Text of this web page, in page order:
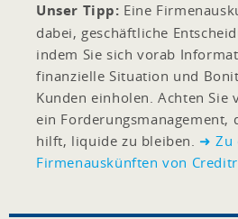
Unser Tipp: Eine
dabei, geschäftliche
indem Sie sich vorab
finanzielle Situation und
Kunden einholen. Achten Sie
ein Forderungsmanagement,
hilft, liquide zu bleiben. ➜ Zu
Firmenauskünften von